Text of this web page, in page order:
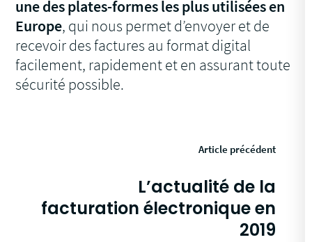
une des plates-formes les plus utilisées en
Europe, qui nous permet d’envoyer et de
recevoir des factures au format digital
facilement, rapidement et en assurant toute
sécurité possible.
Article précédent
L’actualité de la
facturation électronique en
2019